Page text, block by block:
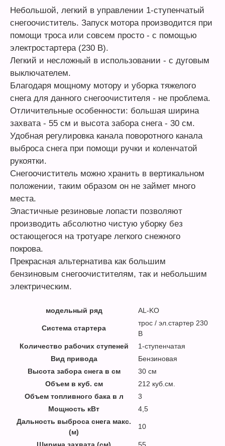
Небольшой, легкий в управлении 1-ступенчатый
снегоочиститель. Запуск мотора производится при
помощи троса или совсем просто - с помощью
электростартера (230 В).
Легкий и несложный в использовании - с дуговым
выключателем.
Благодаря мощному мотору и уборка тяжелого
снега для данного снегоочистителя - не проблема.
Отличительные особенности: большая ширина
захвата - 55 см и высота забора снега - 30 см.
Удобная регулировка канала поворотного канала
выброса снега при помощи ручки и коленчатой
рукоятки.
Снегоочиститель можно хранить в вертикальном
положении, таким образом он не займет много
места.
Эластичные резиновые лопасти позволяют
производить абсолютно чистую уборку без
остающегося на тротуаре легкого снежного
покрова.
Прекрасная альтернатива как большим
бензиновым снегоочистителям, так и небольшим
электрическим.
модельный ряд AL-KO
Система стартера
трос / эл.стартер 230
В
Количество рабочих ступеней
1-ступенчатая
Вид привода
Бензиновая
Высота забора снега в см
30 см
Объем в куб. см
212 куб.см.
Объем топливного бака в л
3
Мощность кВт
4,5
Дальность выброса снега макс.
(м)
10